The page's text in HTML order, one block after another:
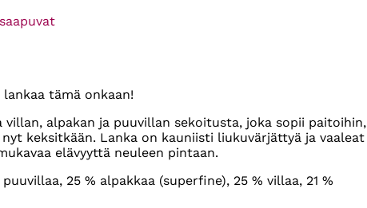
tämä onkaan!
villan, alpakan ja puuvillan sekoitusta, joka sopii paitoihin,
keksitkään. Lanka on kauniisti liukuvärjättyä ja vaaleat
elävyyttä neuleen pintaan.
25 % alpakkaa (superfine), 25 % villaa, 21 %